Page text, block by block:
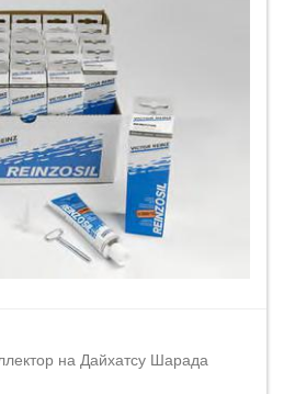
на Дайхатсу Шарада